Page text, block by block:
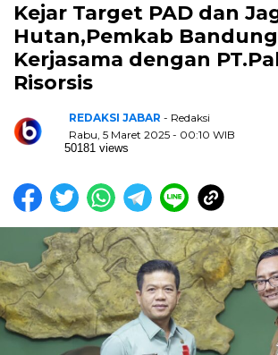
Kejar Target PAD dan
Hutan,Pemkab
Kerjasama dengan
Risorsis
REDAKSI JABAR - Redaksi
Rabu, 5 Maret 2025 - 00:10 WIB
50181 views